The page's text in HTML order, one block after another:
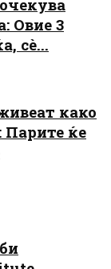
Овие 3
сè...
како
Парите ќе